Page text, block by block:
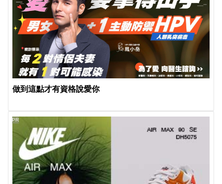
做到這點才有資格說愛你
PR